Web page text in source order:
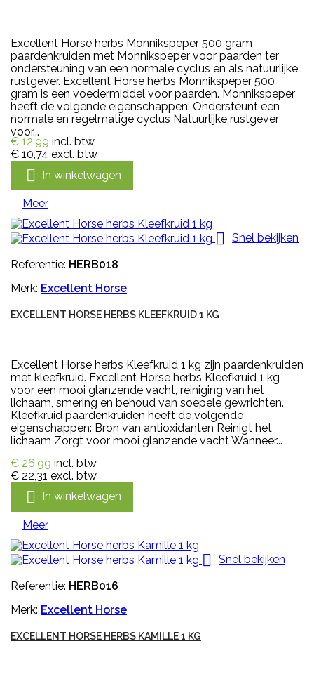
Excellent Horse herbs Monnikspeper 500 gram
paardenkruiden met Monnikspeper voor paarden ter
ondersteuning van een normale cyclus en als natuurlijke
rustgever. Excellent Horse herbs Monnikspeper 500
gram is een voedermiddel voor paarden. Monnikspeper
heeft de volgende eigenschappen: Ondersteunt een
normale en regelmatige cyclus Natuurlijke rustgever
voor...
€ 12,99 incl. btw
€ 10,74 excl. btw
 In winkelwagen
Meer

Snel bekijken
Referentie: HERB018
Merk: Excellent Horse
EXCELLENT HORSE HERBS KLEEFKRUID 1 KG
Excellent Horse herbs Kleefkruid 1 kg zijn paardenkruiden
met kleefkruid. Excellent Horse herbs Kleefkruid 1 kg
voor een mooi glanzende vacht, reiniging van het
lichaam, smering en behoud van soepele gewrichten.
Kleefkruid paardenkruiden heeft de volgende
eigenschappen: Bron van antioxidanten Reinigt het
lichaam Zorgt voor mooi glanzende vacht Wanneer...
€ 26,99 incl. btw
€ 22,31 excl. btw
 In winkelwagen
Meer
 Snel bekijken
Referentie: HERB016
Merk: Excellent Horse
EXCELLENT HORSE HERBS KAMILLE 1 KG